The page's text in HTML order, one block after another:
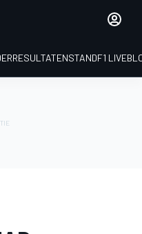
RESULTATENSTANDF1